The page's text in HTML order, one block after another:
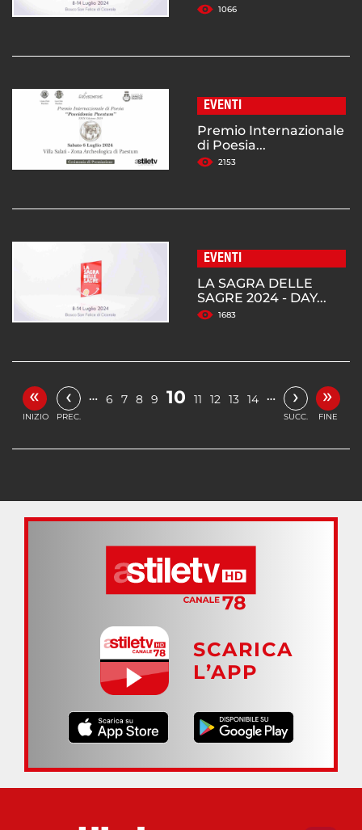
1066
EVENTI
Premio Internazionale
di Poesia...
2153
EVENTI
LA SAGRA DELLE
SAGRE 2024 - DAY...
1683
«
INIZIO
‹
PREC.
… 6 7 8 9 10 11 12 13 14 … ›
SUCC.
»
FINE
SCARICA
L’APP